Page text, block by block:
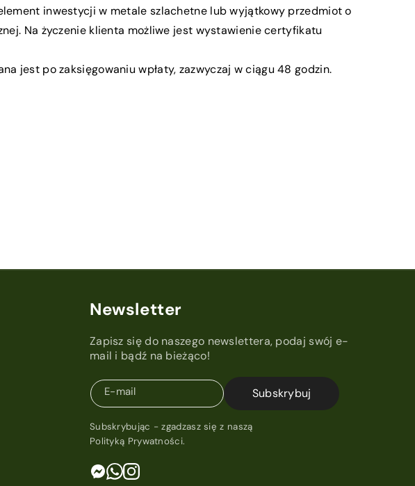
inwestycji w metale szlachetne lub wyjątkowy przedmiot o
Na życzenie klienta możliwe jest wystawienie certyfikatu
jest po zaksięgowaniu wpłaty, zazwyczaj w ciągu 48 godzin.
Newsletter
Zapisz się do naszego newslettera, podaj swój e-
mail i bądź na bieżąco!
E-mail Subskrybuj
Subskrybując - zgadzasz się z naszą
Polityką Prywatności.